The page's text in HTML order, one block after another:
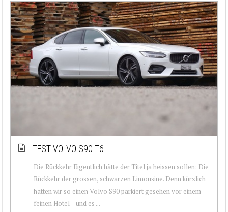
TEST VOLVO S90 T6
Die Rückkehr Eigentlich hätte der Titel ja heissen sollen: Die
Rückkehr der grossen, schwarzen Limousine. Denn kürzlich
hatten wir so einen Volvo S90 parkiert gesehen vor einem
feinen Hotel – und es ...